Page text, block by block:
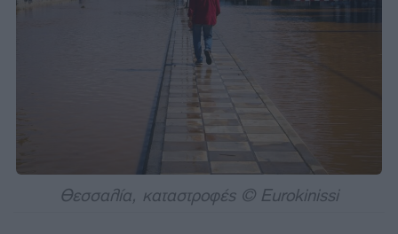
Θεσσαλία, καταστροφές © Eurokinissi